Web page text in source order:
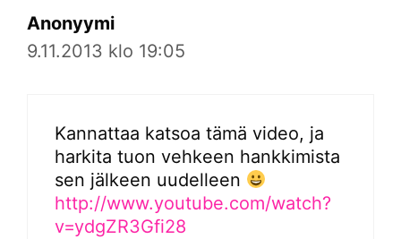
Anonyymi
9.11.2013 klo 19:05
Kannattaa katsoa tämä video, ja
harkita tuon vehkeen hankkimista
sen jälkeen uudelleen
http://www.youtube.com/watch?
v=ydgZR3Gfi28